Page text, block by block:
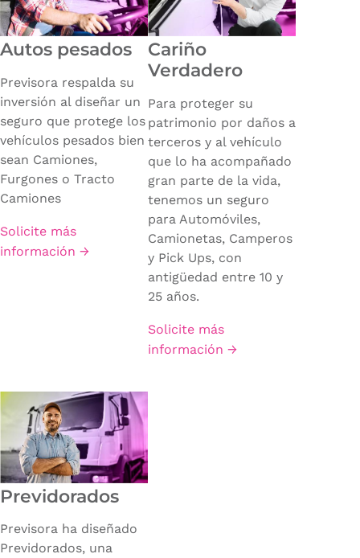
Autos pesados
Previsora respalda su
inversión al diseñar un
seguro que protege los
vehículos pesados bien
sean Camiones,
Furgones o Tracto
Camiones
Solicite más
información →
Cariño
Verdadero
Para proteger su
patrimonio por daños a
terceros y al vehículo
que lo ha acompañado
gran parte de la vida,
tenemos un seguro
para Automóviles,
Camionetas, Camperos
y Pick Ups, con
antigüedad entre 10 y
25 años.
Solicite más
información →
Previdorados
Previsora ha diseñado
Previdorados, una